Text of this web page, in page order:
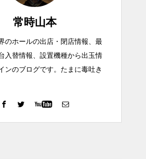
常時山本
のホールの出店・閉店情報、最
入替情報、設置機種から出玉情
ンのブログです。たまに毒吐き